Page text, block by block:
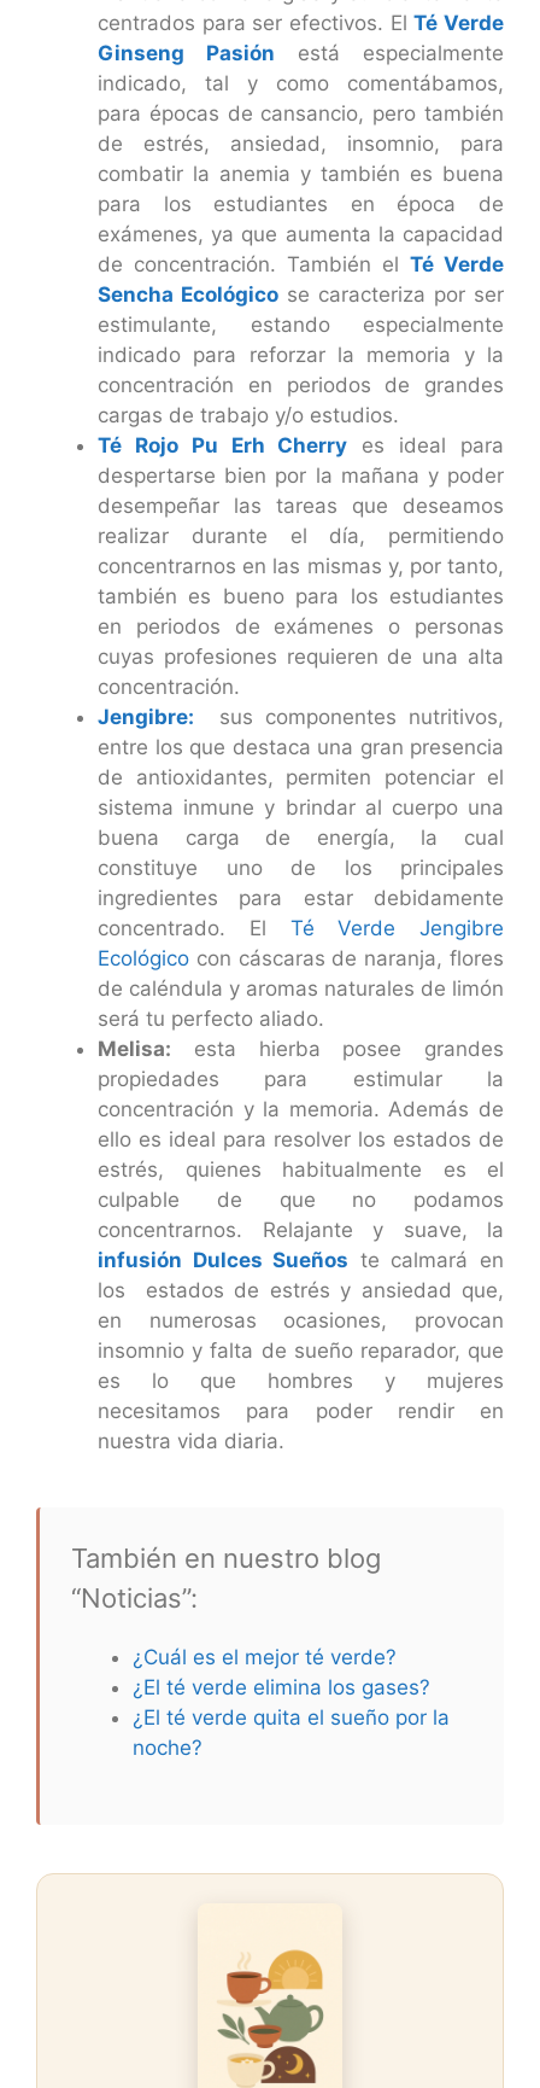
centrados para ser efectivos. ElTé Verde
Ginseng Pasión
está especialmente
indicado, tal y como comentábamos,
para épocas de cansancio, pero también
de estrés, ansiedad, insomnio, para
combatir la anemia y también es buena
para los estudiantes en época de
exámenes, ya que aumenta la capacidad
de concentración. También el Té Verde
Sencha Ecológico se caracteriza por ser
estimulante, estando especialmente
indicado para reforzar la memoria y la
concentración en periodos de grandes
cargas de trabajo y/o estudios.
Té Rojo Pu Erh Cherry
es ideal para
despertarse bien por la mañana y poder
desempeñar las tareas que deseamos
realizar durante el día, permitiendo
concentrarnos en las mismas y, por tanto,
también es bueno para los estudiantes
en periodos de exámenes o personas
cuyas profesiones requieren de una alta
concentración.
Jengibre: sus componentes nutritivos,
entre los que destaca una gran presencia
de antioxidantes, permiten potenciar el
sistema inmune y brindar al cuerpo una
buena carga de energía, la cual
constituye uno de los principales
ingredientes para estar debidamente
concentrado. El Té Verde Jengibre
Ecológico con cáscaras de naranja, flores
de caléndula y aromas naturales de limón
será tu perfecto aliado.
Melisa: esta hierba posee grandes
propiedades para estimular la
concentración y la memoria. Además de
ello es ideal para resolver los estados de
estrés, quienes habitualmente es el
culpable de que no podamos
concentrarnos. Relajante y suave, la
infusión Dulces Sueños te calmará en
los estados de estrés y ansiedad que,
en numerosas ocasiones, provocan
insomnio y falta de sueño reparador, que
es lo que hombres y mujeres
necesitamos para poder rendir en
nuestra vida diaria.
También en nuestro blog
“Noticias”:
¿Cuál es el mejor té verde?
¿El té verde elimina los gases?
¿El té verde quita el sueño por la
noche?